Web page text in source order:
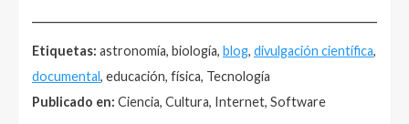
Etiquetas: astronomía, biología, blog, divulgación científica,
documental , educación, física, Tecnología
Publicado en: Ciencia, Cultura, Internet, Software